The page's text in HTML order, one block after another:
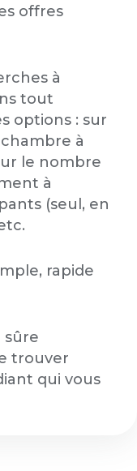
offres
à
tout
options : sur
à
le nombre
à
(seul, en
rapide
sûre
trouver
qui vous